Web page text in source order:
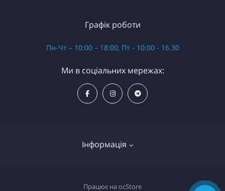
Інформація
Про магазин
Графік роботи
Пн-Чт – 10:00 – 18:00, Пт - 10:00 - 16.30
Ми в соціальних мережах:
Працює на ocStore